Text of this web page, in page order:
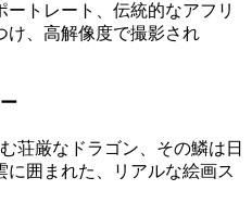
トレート、伝統的なアフリ
け、高解像度で撮影され
荘厳なドラゴン、その鱗は日
に囲まれた、リアルな絵画ス